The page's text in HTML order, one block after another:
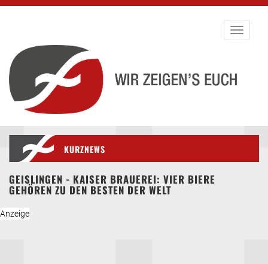
Toggle
KURZNEWS
GEISLINGEN - KAISER BRAUEREI: VIER BIERE
GEHÖREN ZU DEN BESTEN DER WELT